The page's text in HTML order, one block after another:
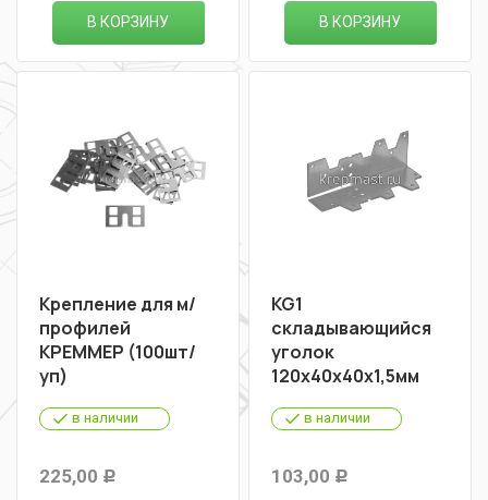
В КОРЗИНУ В КОРЗИНУ
Крепление для м/
профилей
КРЕММЕР (100шт/
уп)
в наличии
225,00 Р
KG1
складывающийся
уголок
120х40х40х1,5мм
в наличии
103,00 Р